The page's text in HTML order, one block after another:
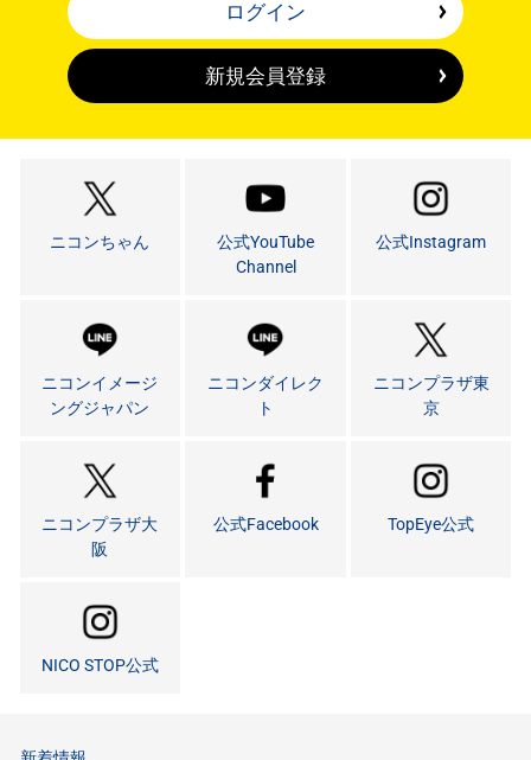
ログイン
新規会員登録
ニコンちゃん
公式YouTube
Channel
公式Instagram
ニコンイメージ
ングジャパン
ニコンダイレク
ト
ニコンプラザ東
京
ニコンプラザ大
阪
公式Facebook TopEye公式
NICO STOP公式